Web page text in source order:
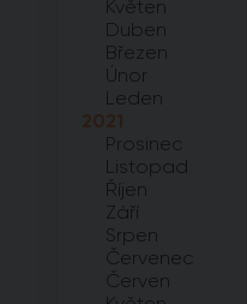
Květen
Duben
Březen
Únor
Leden
2021
Prosinec
Listopad
Říjen
Září
Srpen
Červenec
Červen